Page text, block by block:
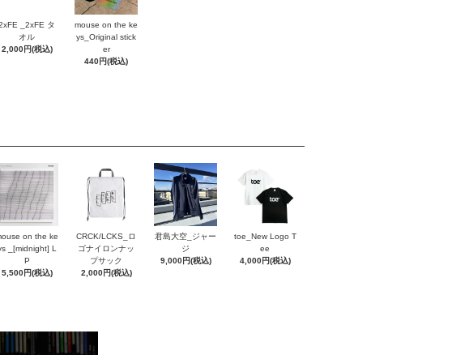
_2xFE タ
オル
2,000円(税込)
mouse on the ke
ys_Original stick
er
440円(税込)
on the ke
_[midnight] L
P
5,500円(税込)
CRCK/LCKS_ロ
ゴナイロンナッ
プサック
2,000円(税込)
君島大空_ジャー
ジ
9,000円(税込)
toe_New Logo T
ee
4,000円(税込)